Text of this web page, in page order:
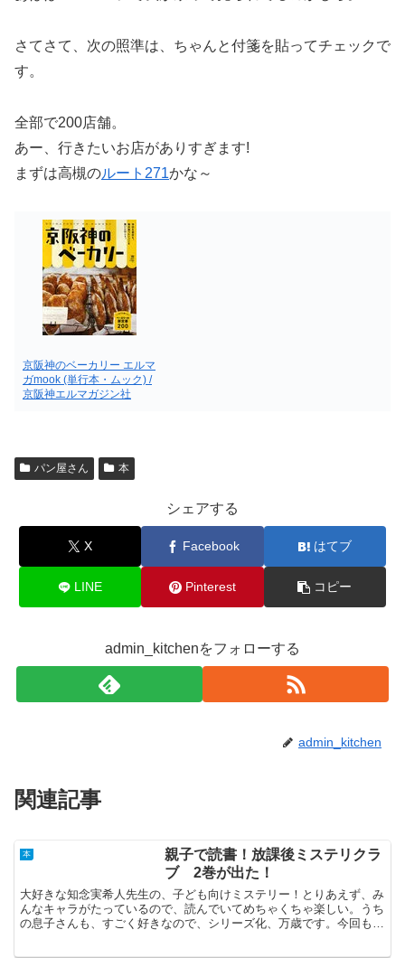
さてさて、次の照準は、ちゃんと付箋を貼ってチェックで
す。
全部で200店舗。
あー、行きたいお店がありすぎます!
まずは高槻のルート271かな～
京阪神のベーカリー エルマ
ガmook (単行本・ムック) /
京阪神エルマガジン社
パン屋さん 本
シェアする
X Facebook はてブ
LINE Pinterest コピー
admin_kitchenをフォローする
admin_kitchen
関連記事
本
親子で読書！放課後ミステリクラ
ブ 2巻が出た！
大好きな知念実希人先生の、子ども向けミステリー！とりあえず、み
んなキャラがたっているので、読んでいてめちゃくちゃ楽しい。うち
の息子さんも、すごく好きなので、シリーズ化、万歳です。今回も、